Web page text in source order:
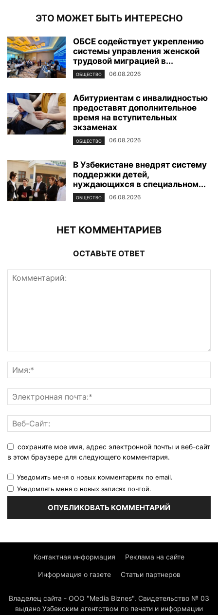
ЭТО МОЖЕТ БЫТЬ ИНТЕРЕСНО
ОБСЕ содействует укреплению
системы управления женской
трудовой миграцией в...
ОБЩЕСТВО 06.08.2026
Абитуриентам с инвалидностью
предоставят дополнительное
время на вступительных
экзаменах
ОБЩЕСТВО 06.08.2026
В Узбекистане внедрят систему
поддержки детей,
нуждающихся в специальном...
ОБЩЕСТВО 06.08.2026
НЕТ КОММЕНТАРИЕВ
ОСТАВЬТЕ ОТВЕТ
сохраните мое имя, адрес электронной почты и веб-сайт
в этом браузере для следующего комментария.
Уведомить меня о новых комментариях по email.
Уведомлять меня о новых записях почтой.
Контактная информация Реклама на сайте
Информация о газете Статьи партнеров
Владелец сайта - ООО "Media Biznes". Свидетельство № 03
выдано Узбекским агентством по печати и информации